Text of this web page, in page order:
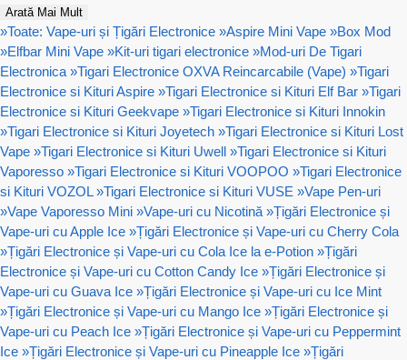
Arată Mai Mult
»Toate: Vape-uri și Țigări Electronice »Aspire Mini Vape »Box Mod
»Elfbar Mini Vape »Kit-uri tigari electronice »Mod-uri De Tigari
Electronica »Tigari Electronice OXVA Reincarcabile (Vape) »Tigari
Electronice si Kituri Aspire »Tigari Electronice si Kituri Elf Bar »Tigari
Electronice si Kituri Geekvape »Tigari Electronice si Kituri Innokin
»Tigari Electronice si Kituri Joyetech »Tigari Electronice si Kituri Lost
Vape »Tigari Electronice si Kituri Uwell »Tigari Electronice si Kituri
Vaporesso »Tigari Electronice si Kituri VOOPOO »Tigari Electronice
si Kituri VOZOL »Tigari Electronice si Kituri VUSE »Vape Pen-uri
»Vape Vaporesso Mini »Vape-uri cu Nicotină »Țigări Electronice și
Vape-uri cu Apple Ice »Țigări Electronice și Vape-uri cu Cherry Cola
»Țigări Electronice și Vape-uri cu Cola Ice la e-Potion »Țigări
Electronice și Vape-uri cu Cotton Candy Ice »Țigări Electronice și
Vape-uri cu Guava Ice »Țigări Electronice și Vape-uri cu Ice Mint
»Țigări Electronice și Vape-uri cu Mango Ice »Țigări Electronice și
Vape-uri cu Peach Ice »Țigări Electronice și Vape-uri cu Peppermint
Ice »Țigări Electronice și Vape-uri cu Pineapple Ice »Țigări